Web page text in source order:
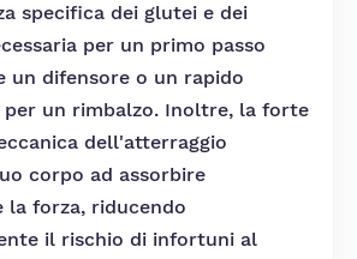
specifica dei glutei e dei
per un primo passo
un difensore o un rapido
per un rimbalzo. Inoltre, la forte
dell'atterraggio
corpo ad assorbire
forza, riducendo
il rischio di infortuni al